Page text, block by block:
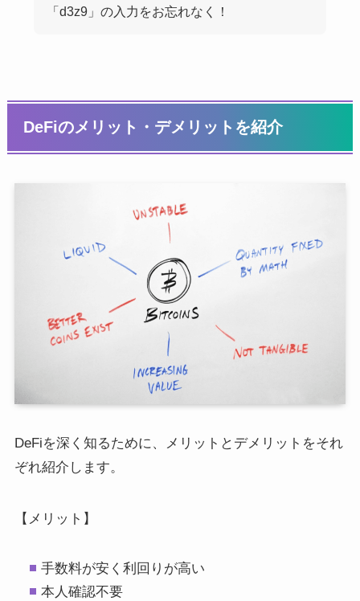
「d3z9」の入力をお忘れなく！
DeFiのメリット・デメリットを紹介
DeFiを深く知るために、メリットとデメリットをそれ
ぞれ紹介します。
【メリット】
手数料が安く利回りが高い
本人確認不要